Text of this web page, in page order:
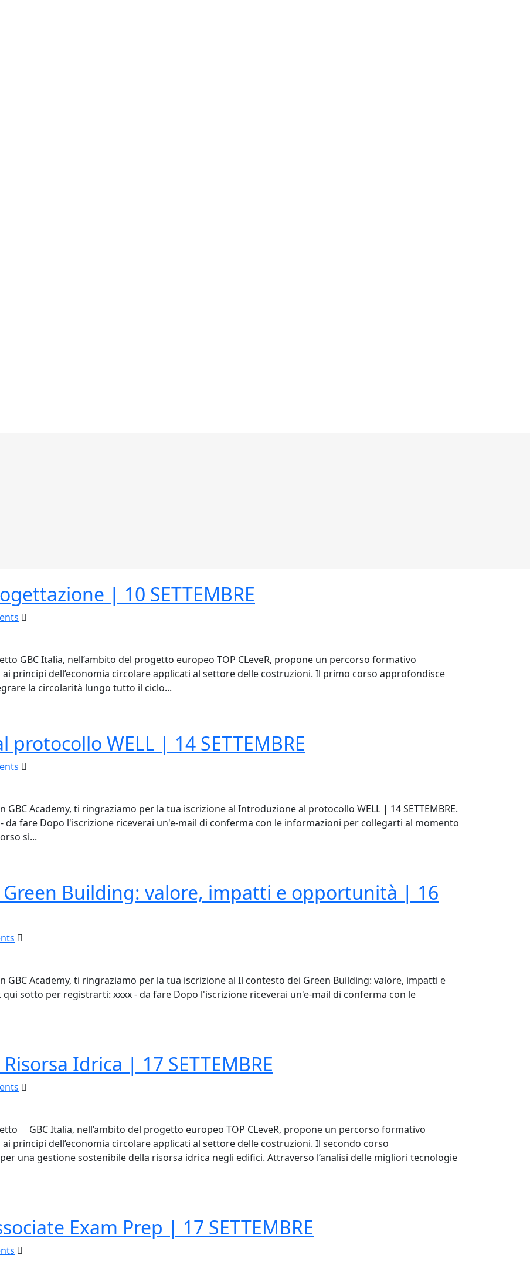
| 10 SETTEMBRE
GBC Italia, nell’ambito del progetto europeo TOP CLeveR, propone un percorso formativo
principi dell’economia circolare applicati al settore delle costruzioni. Il primo corso approfondisce
la circolarità lungo tutto il ciclo...
WELL | 14 SETTEMBRE
Academy, ti ringraziamo per la tua iscrizione al Introduzione al protocollo WELL | 14 SETTEMBRE.
da fare Dopo l'iscrizione riceverai un'e-mail di conferma con le informazioni per collegarti al momento
si...
Building: valore, impatti e opportunità | 16
Academy, ti ringraziamo per la tua iscrizione al Il contesto dei Green Building: valore, impatti e
qui sotto per registrarti: xxxx - da fare Dopo l'iscrizione riceverai un'e-mail di conferma con le
Idrica | 17 SETTEMBRE
GBC Italia, nell’ambito del progetto europeo TOP CLeveR, propone un percorso formativo
principi dell’economia circolare applicati al settore delle costruzioni. Il secondo corso
una gestione sostenibile della risorsa idrica negli edifici. Attraverso l’analisi delle migliori tecnologie
Exam Prep | 17 SETTEMBRE